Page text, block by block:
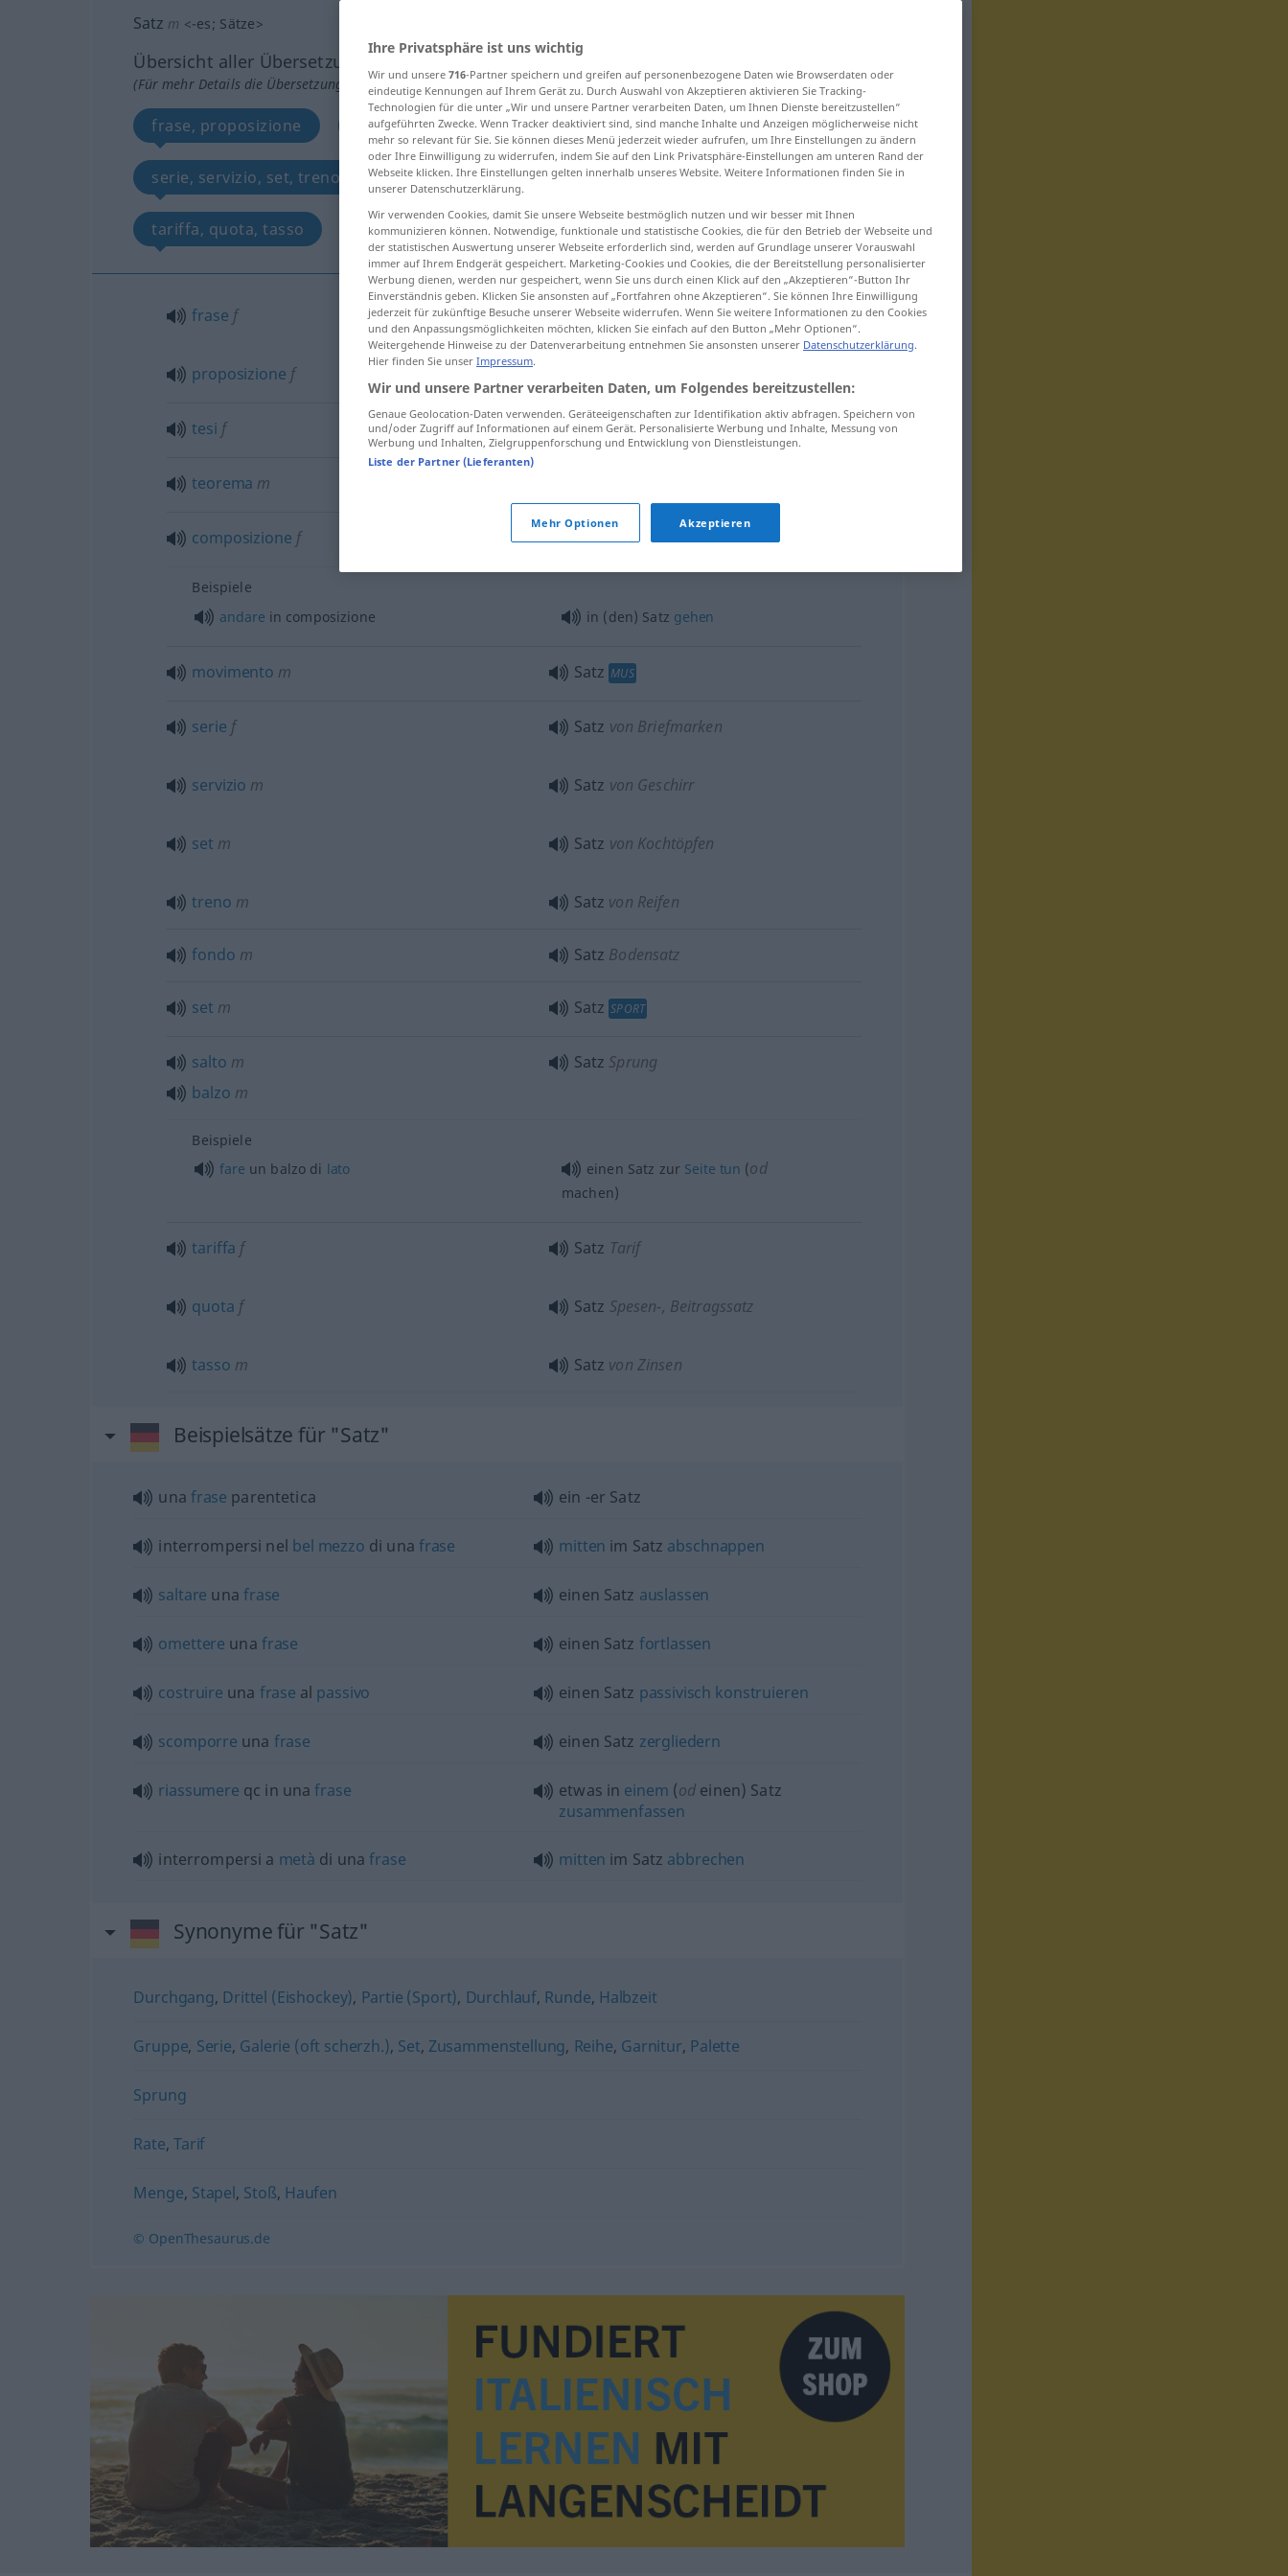
Satz m <-es; Sätze>
Übersicht aller Übersetzungen
(Für mehr Details die Übersetzung anklicken/antippen)
frase, proposizione tesi teorema composizione movimento
serie, servizio, set, treno fondo set salto, balzo
tariffa, quota, tasso
frase f Satz
proposizione f
tesi f Satz PHIL
teorema m
composizione f Satz TYPO
Beispiele
andare in composizione in (den) Satz gehen
movimento m Satz MUS
serie f Satz von Briefmarken
servizio m Satz von Geschirr
set m Satz von Kochtöpfen
treno m Satz von Reifen
fondo m Satz Bodensatz
set m Satz SPORT
salto m
balzo m
Satz Sprung
Beispiele
fare un balzo di lato einen Satz zur Seite tun (od
machen)
tariffa f Satz Tarif
quota f Satz Spesen-, Beitragssatz
tasso m Satz von Zinsen
Beispielsätze für "Satz"
una frase parentetica ein -er Satz
interrompersi nel bel mezzo di una frase mitten im Satz abschnappen
saltare una frase einen Satz auslassen
omettere una frase einen Satz fortlassen
costruire una frase al passivo einen Satz passivisch konstruieren
scomporre una frase einen Satz zergliedern
riassumere qc in unafrase etwas in einem (od einen) Satz
zusammenfassen
interrompersi a metà di unafrase mitten im Satz abbrechen
Synonyme für "Satz"
Durchgang, Drittel (Eishockey), Partie (Sport), Durchlauf, Runde, Halbzeit
Gruppe, Serie, Galerie (oft scherzh.), Set, Zusammenstellung, Reihe, Garnitur, Palette
Sprung
Rate,Tarif
Menge, Stapel, Stoß, Haufen
© OpenThesaurus.de
Ihre Privatsphäre ist uns wichtig
Wir und unsere 716-Partner speichern und greifen auf personenbezogene Daten wie Browserdaten oder
eindeutige Kennungen auf Ihrem Gerät zu. Durch Auswahl von Akzeptieren aktivieren Sie Tracking-
Technologien für die unter „Wir und unsere Partner verarbeiten Daten, um Ihnen Dienste bereitzustellen“
aufgeführten Zwecke. Wenn Tracker deaktiviert sind, sind manche Inhalte und Anzeigen möglicherweise nicht
mehr so relevant für Sie. Sie können dieses Menü jederzeit wieder aufrufen, um Ihre Einstellungen zu ändern
oder Ihre Einwilligung zu widerrufen, indem Sie auf den Link Privatsphäre-Einstellungen am unteren Rand der
Webseite klicken. Ihre Einstellungen gelten innerhalb unseres Website. Weitere Informationen finden Sie in
unserer Datenschutzerklärung.
Wir verwenden Cookies, damit Sie unsere Webseite bestmöglich nutzen und wir besser mit Ihnen
kommunizieren können. Notwendige, funktionale und statistische Cookies, die für den Betrieb der Webseite und
der statistischen Auswertung unserer Webseite erforderlich sind, werden auf Grundlage unserer Vorauswahl
immer auf Ihrem Endgerät gespeichert. Marketing-Cookies und Cookies, die der Bereitstellung personalisierter
Werbung dienen, werden nur gespeichert, wenn Sie uns durch einen Klick auf den „Akzeptieren“-Button Ihr
Einverständnis geben. Klicken Sie ansonsten auf „Fortfahren ohne Akzeptieren“. Sie können Ihre Einwilligung
jederzeit für zukünftige Besuche unserer Webseite widerrufen. Wenn Sie weitere Informationen zu den Cookies
und den Anpassungsmöglichkeiten möchten, klicken Sie einfach auf den Button „Mehr Optionen“.
Weitergehende Hinweise zu der Datenverarbeitung entnehmen Sie ansonsten unserer Datenschutzerklärung.
Hier finden Sie unser Impressum.
Wir und unsere Partner verarbeiten Daten, um Folgendes bereitzustellen:
Genaue Geolocation-Daten verwenden. Geräteeigenschaften zur Identifikation aktiv abfragen. Speichern von
und/oder Zugriff auf Informationen auf einem Gerät. Personalisierte Werbung und Inhalte, Messung von
Werbung und Inhalten, Zielgruppenforschung und Entwicklung von Dienstleistungen.
Liste der Partner (Lieferanten)
Mehr Optionen Akzeptieren